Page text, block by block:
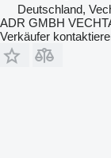
Deutschland,
ADR GMBH
Verkäufer